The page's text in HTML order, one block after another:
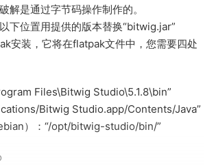
解是通过字节码操作制作的。
下位置用提供的版本替换“bitwig.jar”
安装，它将在flatpak文件中，您需要四处
Files\Bitwig Studio\5.1.8\bin”
Bitwig Studio.app/Contents/Java”
）：“/opt/bitwig-studio/bin/”